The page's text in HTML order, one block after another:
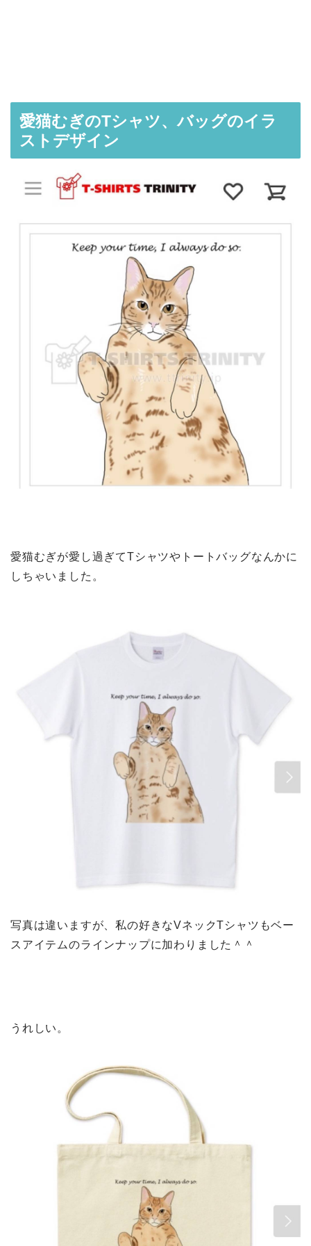
愛猫むぎのTシャツ、バッグのイラ
ストデザイン
愛猫むぎが愛し過ぎてTシャツやトートバッグなんかに
しちゃいました。
写真は違いますが、私の好きなVネックTシャツもベー
スアイテムのラインナップに加わりました＾＾
うれしい。